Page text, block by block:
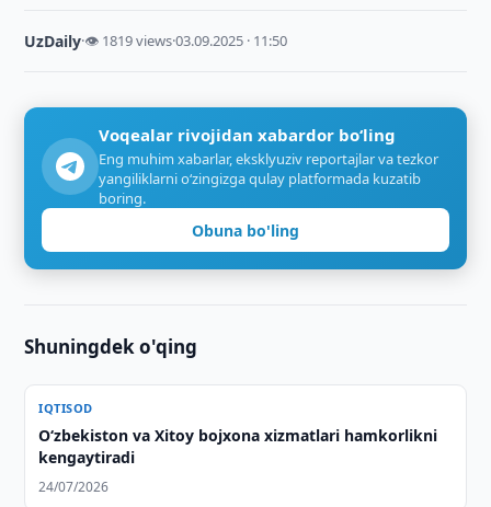
UzDaily·👁 1819 views·03.09.2025 · 11:50
Voqealar rivojidan xabardor bo‘ling
Eng muhim xabarlar, eksklyuziv reportajlar va tezkor
yangiliklarni o‘zingizga qulay platformada kuzatib
boring.
Obuna bo'ling
Shuningdek o'qing
IQTISOD
Oʻzbekiston va Xitoy bojxona xizmatlari hamkorlikni
kengaytiradi
24/07/2026